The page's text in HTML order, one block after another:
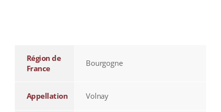
Région de
France
Bourgogne
Appellation Volnay